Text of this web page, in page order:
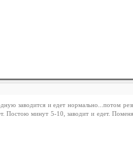
заводится и едет нормально...потом
Постою минут 5-10, заводит и едет.